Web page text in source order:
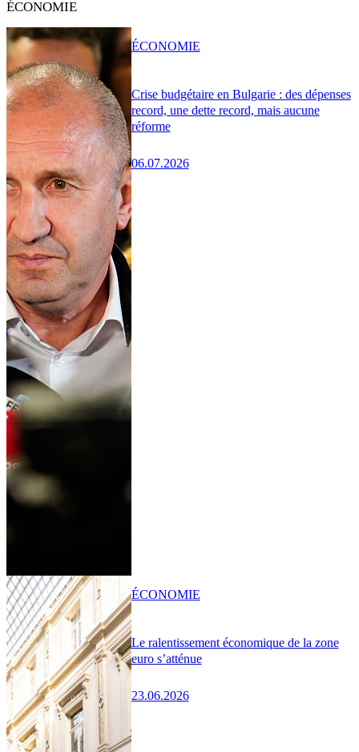
ÉCONOMIE
Crise budgétaire en Bulgarie : des dépenses
record, une dette record, mais aucune
réforme
06.07.2026
ÉCONOMIE
Le ralentissement économique de la zone
euro s’atténue
23.06.2026
ÉCONOMIE